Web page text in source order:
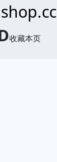
收藏本页